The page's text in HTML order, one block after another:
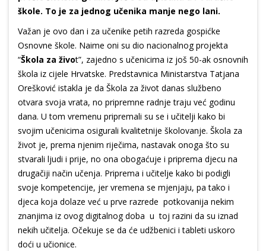
škole. To je za jednog učenika manje nego lani.
Važan je ovo dan i za učenike petih razreda gospićke
Osnovne škole. Naime oni su dio nacionalnog projekta
“Škola za život”, zajedno s učenicima iz još 50-ak osnovnih
škola iz cijele Hrvatske. Predstavnica Ministarstva Tatjana
Orešković istakla je da Škola za život danas službeno
otvara svoja vrata, no pripremne radnje traju već godinu
dana. U tom vremenu pripremali su se i učitelji kako bi
svojim učenicima osigurali kvalitetnije školovanje. Škola za
život je, prema njenim riječima, nastavak onoga što su
stvarali ljudi i prije, no ona obogaćuje i priprema djecu na
drugačiji način učenja. Priprema i učitelje kako bi podigli
svoje kompetencije, jer vremena se mjenjaju, pa tako i
djeca koja dolaze već u prve razrede potkovanija nekim
znanjima iz ovog digitalnog doba u toj razini da su iznad
nekih učitelja. Očekuje se da će udžbenici i tableti uskoro
doći u učionice.